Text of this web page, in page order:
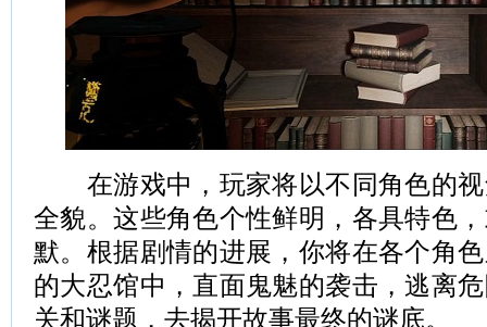
在游戏中，玩家将以不同角色的视
全貌。这些角色个性鲜明，各具特色
默。根据剧情的进展，你将在各个角
的大忍馆中，直面鬼魅的袭击，逃离
关和谜题，去揭开故事最终的谜底。